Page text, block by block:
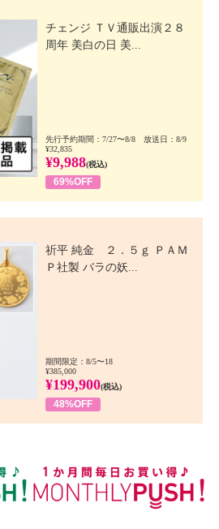
チェンジ ＴＶ通販出演２８
周年 美白の日 美...
先行予約期間：7/27〜8/8 放送日：8/9
¥32,835
¥9,988(税込)
69%OFF
祈平 純金 ２．５ｇ ＰＡＭ
Ｐ社製 バラの妖...
期間限定：8/5〜18
¥385,000
¥199,900(税込)
48%OFF